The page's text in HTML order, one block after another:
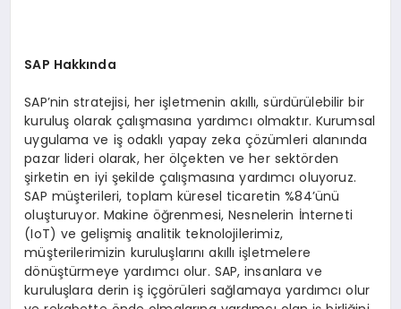
SAP Hakkında
SAP’nin stratejisi, her işletmenin akıllı, sürdürülebilir bir
kuruluş olarak çalışmasına yardımcı olmaktır. Kurumsal
uygulama ve iş odaklı yapay zeka çözümleri alanında
pazar lideri olarak, her ölçekten ve her sektörden
şirketin en iyi şekilde çalışmasına yardımcı oluyoruz.
SAP müşterileri, toplam küresel ticaretin %84’ünü
oluşturuyor. Makine öğrenmesi, Nesnelerin İnterneti
(IoT) ve gelişmiş analitik teknolojilerimiz,
müşterilerimizin kuruluşlarını akıllı işletmelere
dönüştürmeye yardımcı olur. SAP, insanlara ve
kuruluşlara derin iş içgörüleri sağlamaya yardımcı olur